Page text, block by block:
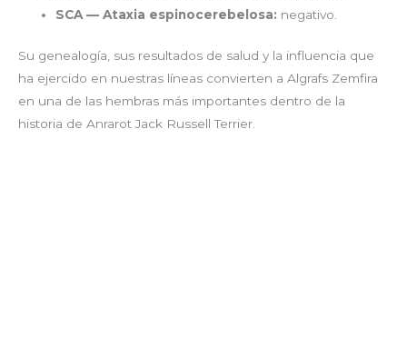
SCA — Ataxia espinocerebelosa: negativo.
Su genealogía, sus resultados de salud y la influencia que
ha ejercido en nuestras líneas convierten a Algrafs Zemfira
en una de las hembras más importantes dentro de la
historia de Anrarot Jack Russell Terrier.